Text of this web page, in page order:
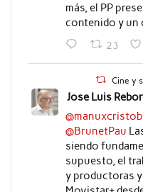
más, el PP
contenido y un
23
Cine y
Jose Luis
@BrunetPau
siendo
supuesto, el
y productoras